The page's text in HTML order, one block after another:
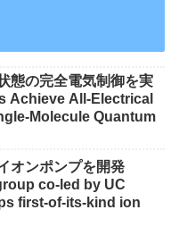
態の完全電気制御を実
Achieve All-Electrical
Molecule Quantum
オンポンプを開発
co-led by UC
first-of-its-kind ion